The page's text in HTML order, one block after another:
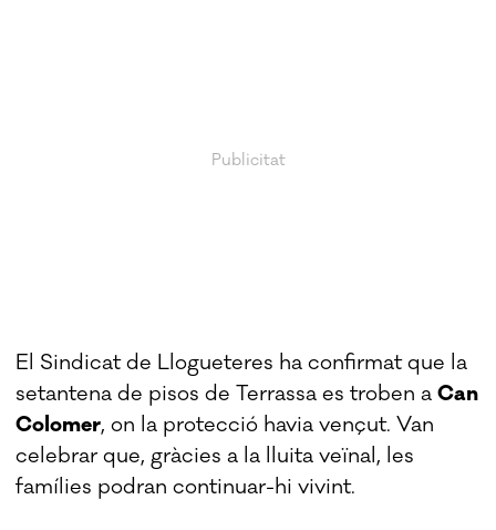
El Sindicat de Llogueteres ha confirmat que la
setantena de pisos de Terrassa es troben aCan
Colomer, on la protecció havia vençut. Van
celebrar que, gràcies a la lluita veïnal, les
famílies podran continuar-hi vivint.